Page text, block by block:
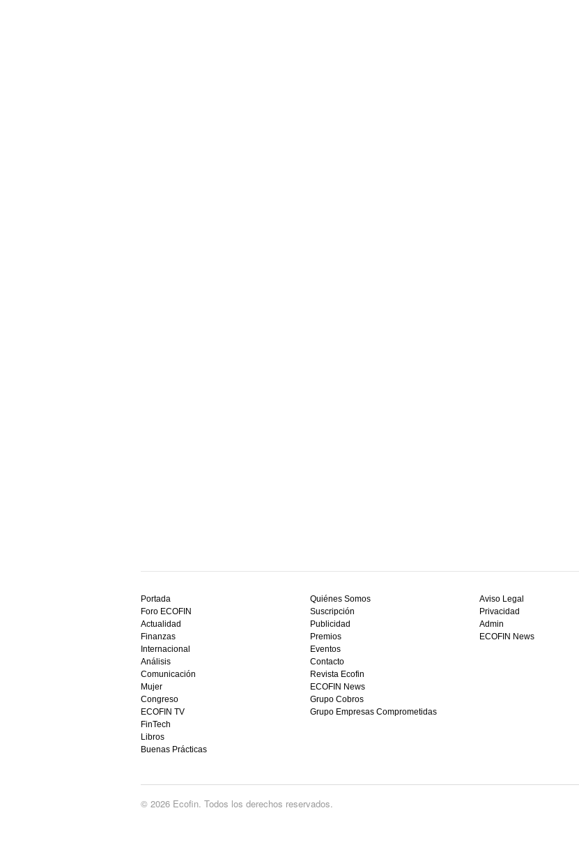
mejor
bono
sin
depósito
casino
en
España,
visita
este
sitio
restaurantedonmauro.es
y
ganar
hoy
Portada
Foro ECOFIN
Actualidad
Finanzas
Internacional
Análisis
Comunicación
Mujer
Congreso
ECOFIN TV
FinTech
Libros
Buenas Prácticas
Quiénes Somos
Suscripción
Publicidad
Premios
Eventos
Contacto
Revista Ecofin
ECOFIN News
Grupo Cobros
Grupo Empresas Comprometidas
Aviso Legal
Privacidad
Admin
ECOFIN News
© 2026 Ecofin. Todos los derechos reservados.